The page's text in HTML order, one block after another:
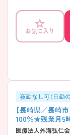
を据えてキャリア
は、面接対策ポイ
ください。
お気に入り
夜勤なし可（日勤
【長崎県／長崎
100％★残業月5
医療法人外海弘仁